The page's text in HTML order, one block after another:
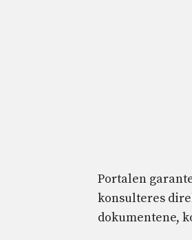
Portalen
konsulteres
dokumentene,